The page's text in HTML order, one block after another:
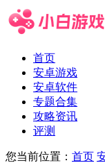
首页
安卓游戏
安卓软件
专题合集
攻略资讯
评测
您当前位置： 首页